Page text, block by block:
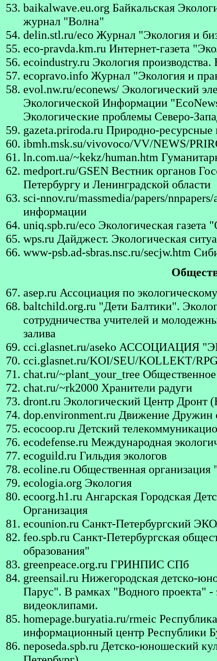
baikalwave.eu.org Байкальская
журнал "Волна"
delin.stl.ru/eco Журнал "Экология и
eco-pravda.km.ru Интернет-газета
ecoindustry.ru Экология
ecopravo.info Журнал "Экология и
evol.nw.ru/econews/ Экологический
Экологической Информации
Экологические проблемы Северо-
gazeta.priroda.ru Природно-ресурсные
ibmh.msk.su/vivovoco/VV/NEWS/
ln.com.ua/~kekz/human.htm
medport.ru/GSEN Вестник органов
Петербургу и Ленинградской области
sci-nnov.ru/massmedia/papers/
информации
uniq.spb.ru/eco Экологическая газета
wps.ru Дайджест. Экологическая
www-psb.ad-sbras.nsc.ru/secjw.htm
asep.ru Ассоциация по
baltchild.org.ru "Дети Балтики".
сотрудничества учителей и
залива
cci.glasnet.ru/aseko АССОЦИАЦИЯ
cci.glasnet.ru/KOI/SEU/KOLLEKT/
chat.ru/~plant_your_tree
chat.ru/~rk2000 Хранители радуги
dront.ru Экологический Центр Дронт
dop.environment.ru Движение Дружин
ecocoop.ru Детский
ecodefense.ru Международная
ecoguild.ru Гильдия экологов
ecoline.ru Общественная
ecologia.org Экология
ecoorg.h1.ru Ангарская Городская
Организация
ecounion.ru Санкт-Петербургский
feo.spb.ru Санкт-Петербургская
образования"
greenpeace.org.ru ГРИНПИС СПб
greensail.ru Нижегородская детско-
Парус". В рамках "Водного проекта"
видеоклипами.
homepage.buryatia.ru/rmeic
информационный центр Республики
neposeda.spb.ru Детско-юношеский